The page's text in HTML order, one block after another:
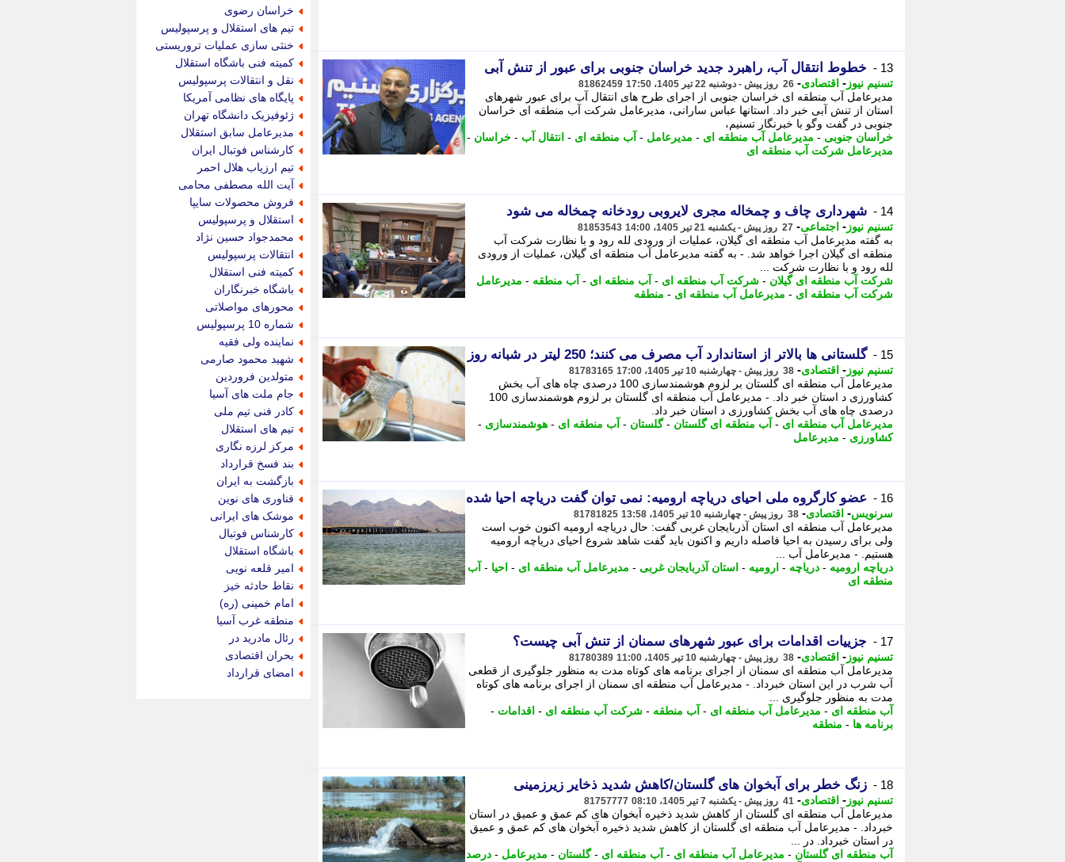
13 - خطوط انتقال آب، راهبرد جدید خراسان جنوبی برای عبور از تنش آبی
تسنیم نیوز - اقتصادی- 26 روز پیش - دوشنبه 22 تیر 1405، 17:50 81862459
مدیرعامل آب منطقه ای خراسان جنوبی از اجرای طرح های انتقال آب برای عبور شهرهای
استان از تنش آبی خبر داد. استانها عباس سارانی، مدیرعامل شرکت آب منطقه ای خراسان
جنوبی در گفت وگو با خبرنگار تسنیم،
خراسان جنوبی - مدیرعامل آب منطقه ای - مدیرعامل - آب منطقه ای - انتقال آب - خراسان -
مدیرعامل شرکت آب منطقه ای
14 - شهرداری چاف و چمخاله مجری لایروبی رودخانه چمخاله می شود
تسنیم نیوز - اجتماعی- 27 روز پیش - یکشنبه 21 تیر 1405، 14:00 81853543
به گفته مدیرعامل آب منطقه ای گیلان، عملیات از ورودی لله رود و با نظارت شرکت آب
منطقه ای گیلان اجرا خواهد شد. - به گفته مدیرعامل آب منطقه ای گیلان، عملیات از ورودی
لله رود و با نظارت شرکت ...
شرکت آب منطقه ای گیلان - شرکت آب منطقه ای - آب منطقه ای - آب منطقه - مدیرعامل
شرکت آب منطقه ای - مدیرعامل آب منطقه ای - منطقه
15 - گلستانی ها بالاتر از استاندارد آب مصرف می کنند؛ 250 لیتر در شبانه روز
تسنیم نیوز - اقتصادی- 38 روز پیش - چهارشنبه 10 تیر 1405، 17:00 81783165
مدیرعامل آب منطقه ای گلستان بر لزوم هوشمندسازی 100 درصدی چاه های آب بخش
کشاورزی د استان خبر داد. - مدیرعامل آب منطقه ای گلستان بر لزوم هوشمندسازی 100
درصدی چاه های آب بخش کشاورزی د استان خبر داد.
مدیرعامل آب منطقه ای - آب منطقه ای گلستان -گلستان - آب منطقه ای - هوشمندسازی -
کشاورزی - مدیرعامل
16 - عضو کارگروه ملی احیای دریاچه ارومیه: نمی توان گفت دریاچه احیا شده
سرنویس- اقتصادی- 38 روز پیش - چهارشنبه 10 تیر 1405، 13:58 81781825
مدیرعامل آب منطقه ای استان آذربایجان غربی گفت: حال دریاچه ارومیه اکنون خوب است
ولی برای رسیدن به احیا فاصله داریم و اکنون باید گفت شاهد شروع احیای دریاچه ارومیه
هستیم. - مدیرعامل آب ...
دریاچه ارومیه - دریاچه - ارومیه - استان آذربایجان غربی - مدیرعامل آب منطقه ای - احیا - آب
منطقه ای
17 - جزییات اقدامات برای عبور شهرهای سمنان از تنش آبی چیست؟
تسنیم نیوز - اقتصادی- 38 روز پیش - چهارشنبه 10 تیر 1405، 11:00 81780389
مدیرعامل آب منطقه ای سمنان از اجرای برنامه های کوتاه مدت به منظور جلوگیری از قطعی
آب شرب در این استان خبرداد. - مدیرعامل آب منطقه ای سمنان از اجرای برنامه های کوتاه
مدت به منظور جلوگیری ...
آب منطقه ای - مدیرعامل آب منطقه ای - آب منطقه - شرکت آب منطقه ای - اقدامات -
برنامه ها - منطقه
18 - زنگ خطر برای آبخوان های گلستان/کاهش شدید ذخایر زیرزمینی
تسنیم نیوز - اقتصادی- 41 روز پیش - یکشنبه 7 تیر 1405، 08:10 81757777
مدیرعامل آب منطقه ای گلستان از کاهش شدید ذخیره آبخوان های کم عمق و عمیق در استان
خبرداد. - مدیرعامل آب منطقه ای گلستان از کاهش شدید ذخیره آبخوان های کم عمق و عمیق
در استان خبرداد. در ...
آب منطقه ای گلستان - مدیرعامل آب منطقه ای - آب منطقه ای -گلستان - مدیرعامل - درصد
خراسان رضوی
تیم های استقلال و پرسپولیس
خنثی سازی عملیات تروریستی
کمیته فنی باشگاه استقلال
نقل و انتقالات پرسپولیس
پایگاه های نظامی آمریکا
ژئوفیزیک دانشگاه تهران
مدیرعامل سابق استقلال
کارشناس فوتبال ایران
تیم ارزیاب هلال احمر
آیت الله مصطفی محامی
فروش محصولات سایپا
استقلال و پرسپولیس
محمدجواد حسین نژاد
انتقالات پرسپولیس
کمیته فنی استقلال
باشگاه خبرنگاران
محورهای مواصلاتی
شماره 10 پرسپولیس
نماینده ولی فقیه
شهید محمود صارمی
متولدین فروردین
جام ملت های آسیا
کادر فنی تیم ملی
تیم های استقلال
مرکز لرزه نگاری
بند فسخ قرارداد
بازگشت به ایران
فناوری های نوین
موشک های ایرانی
کارشناس فوتبال
باشگاه استقلال
امیر قلعه نویی
نقاط حادثه خیز
امام خمینی (ره)
منطقه غرب آسیا
رئال مادرید در
بحران اقتصادی
امضای قرارداد